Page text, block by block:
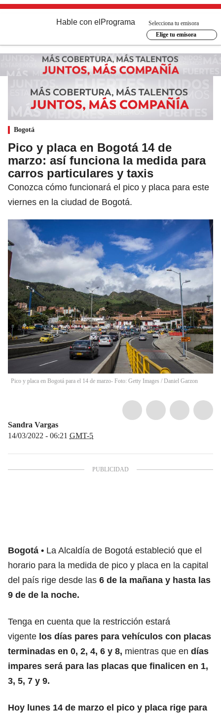
Hable con el Programa
Selecciona tu emisora
Elige tu emisora
Bogotá
Pico y placa en Bogotá 14 de
marzo: así funciona la medida para
carros particulares y taxis
Conozca cómo funcionará el pico y placa para este
viernes en la ciudad de Bogotá.
Pico y placa en Bogotá para el 14 de marzo- Foto: Getty Images / Daniel Garzon
Sandra Vargas
14/03/2022 - 06:21 GMT-5
Bogotá
La Alcaldía de Bogotá estableció que el
horario para la medida de pico y placa en la capital
del país rige desde las 6 de la mañana y hasta las
9 de de la noche.
Tenga en cuenta que la restricción estará
vigente los días pares para vehículos con placas
terminadas en 0, 2, 4, 6 y 8, mientras que en días
impares será para las placas que finalicen en 1,
3, 5, 7 y 9.
Hoy lunes 14 de marzo el pico y placa rige para